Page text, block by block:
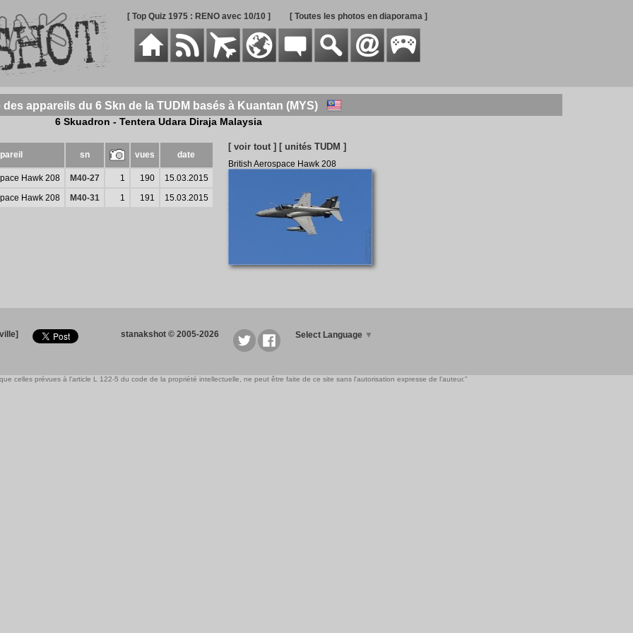
[ Top Quiz 1975 : RENO avec 10/10 ] [ Toutes les photos en diaporama ]
des appareils du 6 Skn de la TUDM basés à Kuantan (MYS)
6 Skuadron - Tentera Udara Diraja Malaysia
sn vues date
Hawk 208 M40-27 1 190
15.03.2015
Hawk 208
M40-31 1 191 15.03.2015
[ voir tout ] [ unités TUDM ]
British Aerospace Hawk 208
stanakshot © 2005-2026 Select Language ▼
celles prévues à l'article L 122-5 du code de la propriété intellectuelle, ne peut être faite de ce site sans l'autorisation expresse de l'auteur."